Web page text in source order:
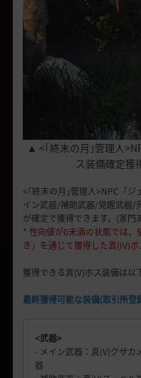
▲ <｢終末の月｣管理人
ス装備確定獲
<｢終末の月｣管理人>NPC「ジ
イン武器/補助武器/覚醒武器/
が確定で獲得できます。(家門
* 性向値が0未満の状態では、
き」を通じて獲得した真(IV)ボ
獲得できる真(V)ボス装備は以
最終獲得可能な装備(取引所登
<武器>
- メイン武器：真(V)クザ
器